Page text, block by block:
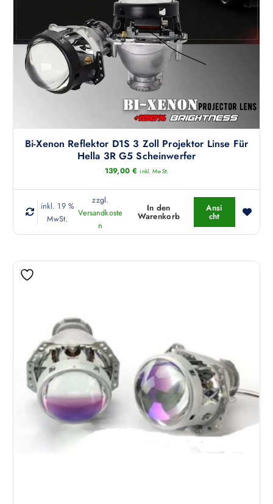
Bi-Xenon Reflektor D1S 3 Zoll Projektor Linse Für
Hella 3R G5 Scheinwerfer
139,00€ inkl. MwSt.
inkl. 19 %
MwSt.
zzgl.
Versandkoste
n
In den
Warenkorb
Ansi
cht